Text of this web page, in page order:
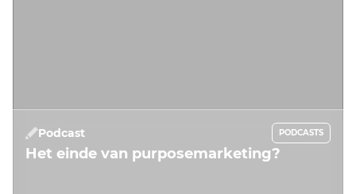
Podcast PODCASTS
Het einde van purposemarketing?